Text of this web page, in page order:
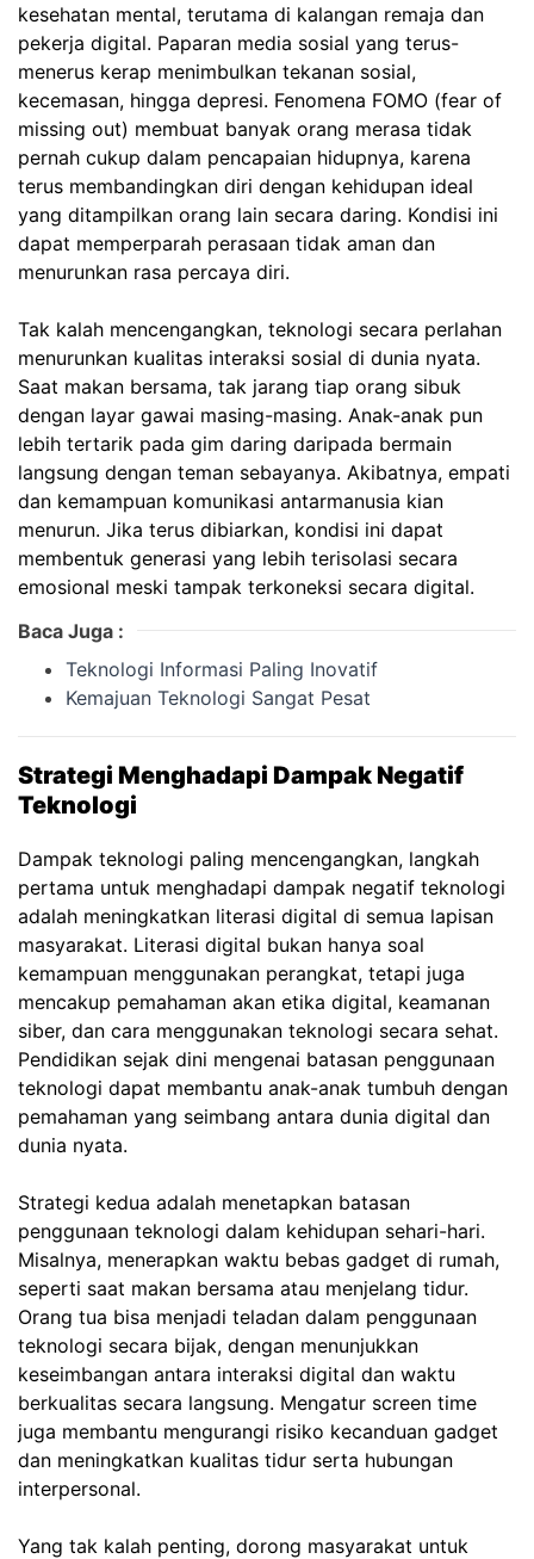
kesehatan mental, terutama di kalangan remaja dan
pekerja digital. Paparan media sosial yang terus-
menerus kerap menimbulkan tekanan sosial,
kecemasan, hingga depresi. Fenomena FOMO (fear of
missing out) membuat banyak orang merasa tidak
pernah cukup dalam pencapaian hidupnya, karena
terus membandingkan diri dengan kehidupan ideal
yang ditampilkan orang lain secara daring. Kondisi ini
dapat memperparah perasaan tidak aman dan
menurunkan rasa percaya diri.
Tak kalah mencengangkan, teknologi secara perlahan
menurunkan kualitas interaksi sosial di dunia nyata.
Saat makan bersama, tak jarang tiap orang sibuk
dengan layar gawai masing-masing. Anak-anak pun
lebih tertarik pada gim daring daripada bermain
langsung dengan teman sebayanya. Akibatnya, empati
dan kemampuan komunikasi antarmanusia kian
menurun. Jika terus dibiarkan, kondisi ini dapat
membentuk generasi yang lebih terisolasi secara
emosional meski tampak terkoneksi secara digital.
Baca Juga :
Teknologi Informasi Paling Inovatif
Kemajuan Teknologi Sangat Pesat
Strategi Menghadapi Dampak Negatif
Teknologi
Dampak teknologi paling mencengangkan, langkah
pertama untuk menghadapi dampak negatif teknologi
adalah meningkatkan literasi digital di semua lapisan
masyarakat. Literasi digital bukan hanya soal
kemampuan menggunakan perangkat, tetapi juga
mencakup pemahaman akan etika digital, keamanan
siber, dan cara menggunakan teknologi secara sehat.
Pendidikan sejak dini mengenai batasan penggunaan
teknologi dapat membantu anak-anak tumbuh dengan
pemahaman yang seimbang antara dunia digital dan
dunia nyata.
Strategi kedua adalah menetapkan batasan
penggunaan teknologi dalam kehidupan sehari-hari.
Misalnya, menerapkan waktu bebas gadget di rumah,
seperti saat makan bersama atau menjelang tidur.
Orang tua bisa menjadi teladan dalam penggunaan
teknologi secara bijak, dengan menunjukkan
keseimbangan antara interaksi digital dan waktu
berkualitas secara langsung. Mengatur screen time
juga membantu mengurangi risiko kecanduan gadget
dan meningkatkan kualitas tidur serta hubungan
interpersonal.
Yang tak kalah penting, dorong masyarakat untuk